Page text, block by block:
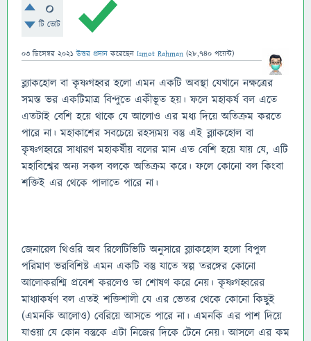
0
টি ভোট
03 ডিসেম্বর 2021 উত্তর প্রদান করেছেন Ismot Rahman (28,740 পয়েন্ট)
ব্ল্যাকহোল বা কৃষ্ণগহ্বর হলো এমন একটি অবস্থা যেখানে নক্ষত্রের
সমস্ত ভর একটিমাত্র বিন্দুতে একীভূত হয়। ফলে মহাকর্ষ বল এতে
এতটাই বেশি হয়ে থাকে যে আলোও এর মধ্য দিয়ে অতিক্রম করতে
পারে না। মহাকাশের সবচেয়ে রহস্যময় বস্তু এই ব্ল্যাকহোল বা
কৃষ্ণগহ্বরে সাধারণ মহাকর্ষীয় বলের মান এত বেশি হয়ে যায় যে, এটি
মহাবিশ্বের অন্য সকল বলকে অতিক্রম করে। ফলে কোনো বল কিংবা
শক্তিই এর থেকে পালাতে পারে না।
জেনারেল থিওরি অব রিলেটিভিটি অনুসারে ব্ল্যাকহোল হলো বিপুল
পরিমাণ ভরবিশিষ্ট এমন একটি বস্তু যাতে স্বল্প তরঙ্গের কোনো
আলোকরশ্মি প্রবেশ করলেও তা শোষণ করে নেয়। কৃষ্ণগহ্বরের
মাধ্যাকর্ষণ বল এতই শক্তিশালী যে এর ভেতর থেকে কোনো কিছুই
(এমনকি আলোও) বেরিয়ে আসতে পারে না। এমনকি এর পাশ দিয়ে
যাওয়া যে কোন বস্তুকে এটা নিজের দিকে টেনে নেয়। আসলে এর কম